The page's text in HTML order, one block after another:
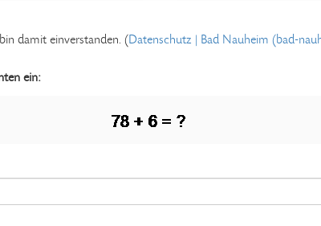
damit einverstanden. (Datenschutz | Bad Nauheim (bad-
ein: